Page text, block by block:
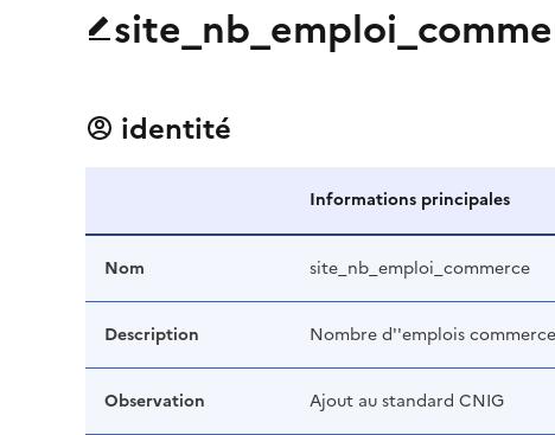
identité
Informations principales
Nom site_nb_emploi_commerce
Description Nombre d''emplois
Observation Ajout au standard CNIG